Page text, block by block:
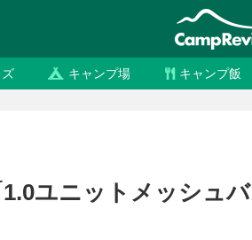
キャンプ場 キャンプ飯
ユニットメッシュ